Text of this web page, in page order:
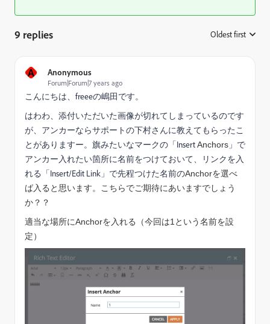
9 replies Oldest first
A Anonymous
Forum|Forum|7 years ago
こんにちは、freeeの嶋田です。
はわわ、添付いただいた画像が切れてしまっているのです
が、アンカーならサポートの下村さんに教えてもらったこ
とがありますー。旗みたいなマークの「InsertAnchors 」で
アンカー入れたい箇所に名前をつけておいて、リンクを入
れる「Insert/Edit Link」で先程つけた名前のAnchorを選べ
ば入ると思います。こちらでご期待にあいますでしょう
か？？
適当な場所にAnchorを入れる（今回は1という名前を設
定）